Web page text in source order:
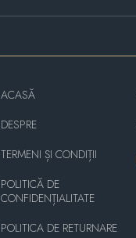
ACASĂ
DESPRE
TERMENI ȘI CONDIȚII
POLITICĂ DE
CONFIDENȚIALITATE
POLITICA DE RETURNARE